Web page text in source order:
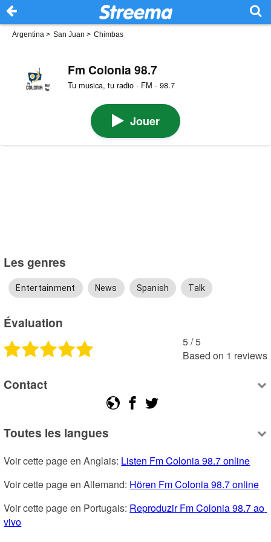
Argentina > San Juan > Chimbas
Fm Colonia 98.7
Tu musica, tu radio · FM · 98.7
Jouer
Les genres
Entertainment News Spanish Talk
Évaluation
5 /5
Based on 1 reviews
Contact
Toutes les langues
Voir cette page en Anglais: Listen Fm Colonia 98.7 online
Voir cette page en Allemand: Hören Fm Colonia 98.7 online
Voir cette page en Portugais: Reproduzir Fm Colonia 98.7 ao
vivo